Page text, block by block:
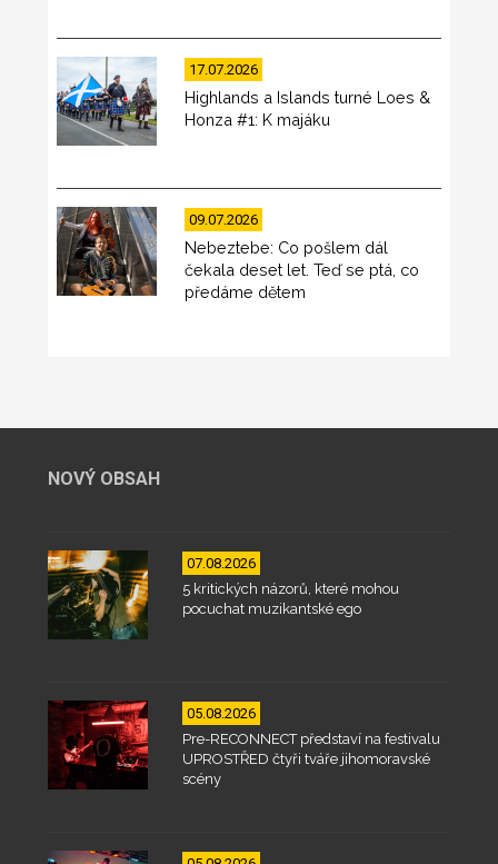
17.07.2026
Highlands a Islands turné Loes &
Honza #1: K majáku
09.07.2026
Nebeztebe: Co pošlem dál
čekala deset let. Teď se ptá, co
předáme dětem
NOVÝ OBSAH
07.08.2026
5 kritických názorů, které mohou
pocuchat muzikantské ego
05.08.2026
Pre-RECONNECT představí na festivalu
UPROSTŘED čtyři tváře jihomoravské
scény